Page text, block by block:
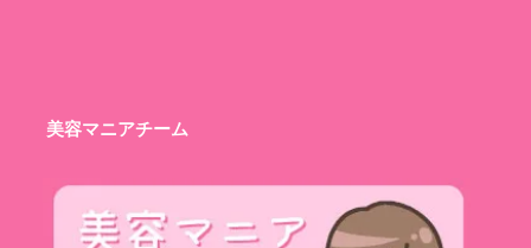
美容マニアチーム